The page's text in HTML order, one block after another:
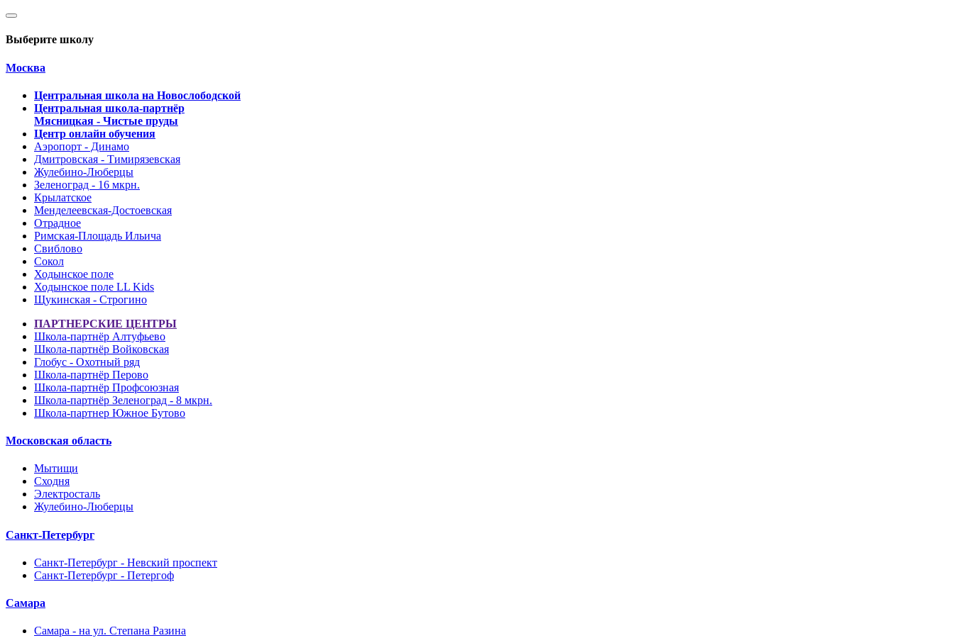
Выберите школу
Москва
Центральная школа на Новослободской
Центральная школа-партнёр
Мясницкая - Чистые пруды
Центр онлайн обучения
Аэропорт - Динамо
Дмитровская - Тимирязевская
Жулебино-Люберцы
Зеленоград - 16 мкрн.
Крылатское
Менделеевская-Достоевская
Отрадное
Римская-Площадь Ильича
Свиблово
Сокол
Ходынское поле
Ходынское поле LL Kids
Щукинская - Строгино
ПАРТНЕРСКИЕ ЦЕНТРЫ
Школа-партнёр Алтуфьево
Школа-партнёр Войковская
Глобус - Охотный ряд
Школа-партнёр Перово
Школа-партнёр Профсоюзная
Школа-партнёр Зеленоград - 8 мкрн.
Школа-партнер Южное Бутово
Московская область
Мытищи
Сходня
Электросталь
Жулебино-Люберцы
Санкт-Петербург
Санкт-Петербург - Невский проспект
Санкт-Петербург - Петергоф
Самара
Самара - на ул. Степана Разина